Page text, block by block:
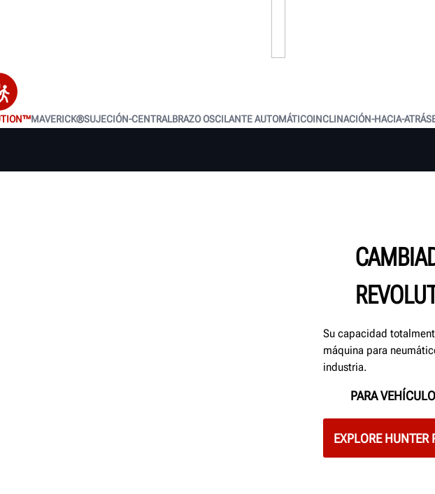
MAVERICK®SUJECIÓN-CENTRALBRAZO OSCILANTE AUTOMÁTICOINCLINACIÓN-HACIA-ATRÁS
Su capacidad
máquina para
industria.
PARA
EXPLORE